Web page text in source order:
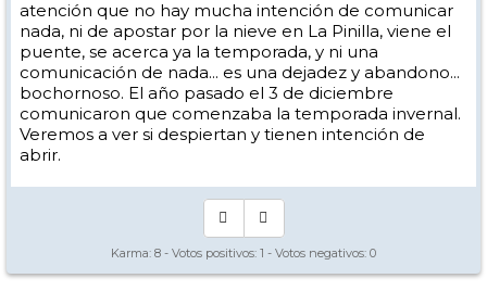
atención que no hay mucha intención de comunicar
nada, ni de apostar por la nieve en La Pinilla, viene el
puente, se acerca ya la temporada, y ni una
comunicación de nada... es una dejadez y abandono...
bochornoso. El año pasado el 3 de diciembre
comunicaron que comenzaba la temporada invernal.
Veremos a ver si despiertan y tienen intención de
abrir.
Karma: 8 - Votos positivos: 1 - Votos negativos: 0